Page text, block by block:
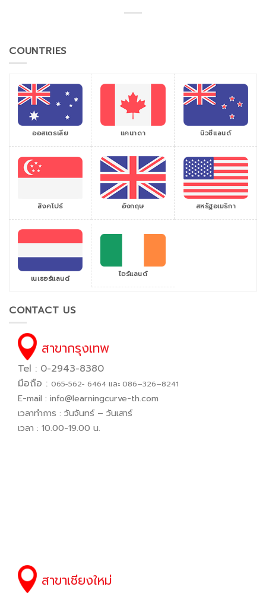
COUNTRIES
ออสเตรเลีย แคนาดา นิวซีแลนด์
สิงคโปร์ อังกฤษ สหรัฐอเมริกา
เนเธอร์แลนด์ ไอร์แลนด์
CONTACT US
สาขากรุงเทพ
Tel : 0-2943-8380
มือถือ : 065−562− 6464 และ 086–326–8241
E-mail : info@learningcurve-th.com
เวลาทำการ : วันจันทร์ – วันเสาร์
เวลา : 10.00-19.00 น.
สาขาเชียงใหม่